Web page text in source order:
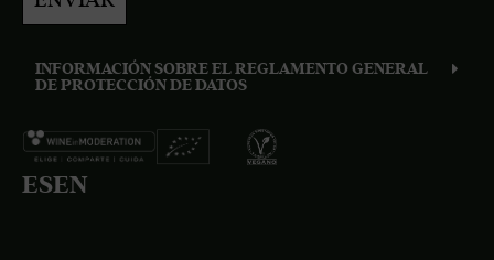
INFORMACIÓN SOBRE EL REGLAMENTO GENERAL
DE PROTECCIÓN DE DATOS
ESEN